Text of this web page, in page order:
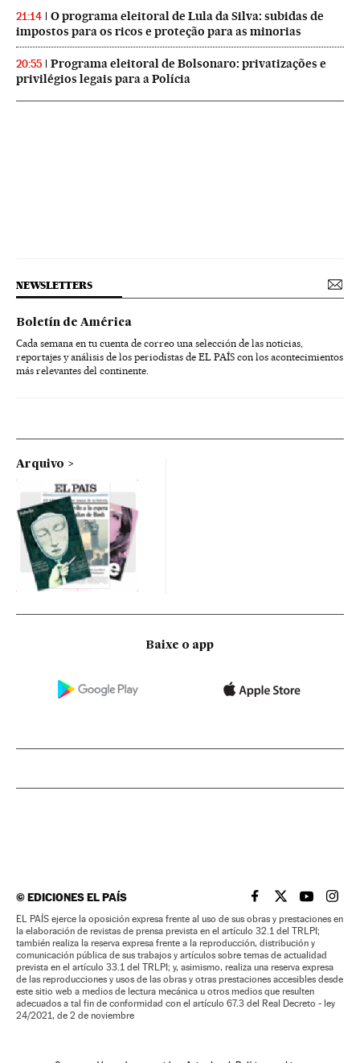
21:14
O programa eleitoral de Lula da Silva: subidas de
impostos para os ricos e proteção para as minorias
20:55
Programa eleitoral de Bolsonaro: privatizações e
privilégios legais para a Polícia
NEWSLETTERS
Boletín de América
Cada semana en tu cuenta de correo una selección de las noticias,
reportajes y análisis de los periodistas de EL PAÍS con los acontecimientos
más relevantes del continente.
Arquivo
Baixe o app
©EDICIONES EL PAÍS EL PAÍS BRASIL EN
EL PAÍSEL PAÍS
EL
EL PAÍS ejerce la oposición expresa frente al uso de sus obras y prestaciones en
la elaboración de revistas de prensa prevista en el artículo 32.1 del TRLPI;
también realiza la reserva expresa frente a la reproducción, distribución y
comunicación pública de sus trabajos y artículos sobre temas de actualidad
prevista en el artículo 33.1 del TRLPI; y, asimismo, realiza una reserva expresa
de las reproducciones y usos de las obras y otras prestaciones accesibles desde
este sitio web a medios de lectura mecánica u otros medios que resulten
adecuados a tal fin de conformidad con el artículo 67.3 del Real Decreto - ley
24/2021, de 2 de noviembre